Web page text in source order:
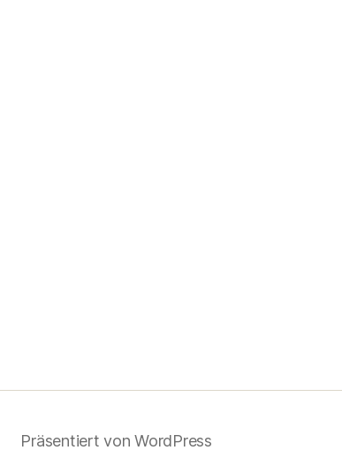
Präsentiert von WordPress